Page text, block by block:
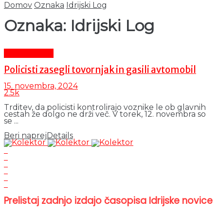
Domov Oznaka Idrijski Log
Oznaka: Idrijski Log
Policisti zasegli tovornjak in gasili avtomobil
15. novembra, 2024
2.5k
Trditev, da policisti kontrolirajo voznike le ob glavnih
cestah že dolgo ne drži več. V torek, 12. novembra so
se ...
Beri naprej Details
Prelistaj zadnjo izdajo časopisa Idrijske novice